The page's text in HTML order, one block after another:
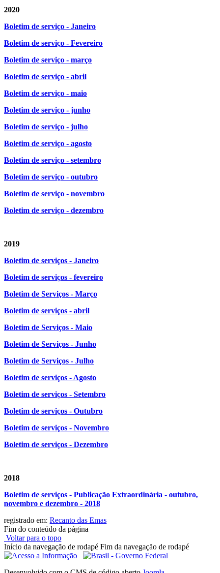
2020
Boletim de serviço - Janeiro
Boletim de serviço - Fevereiro
Boletim de serviço - março
Boletim de serviço - abril
Boletim de serviço - maio
Boletim de serviço - junho
Boletim de serviço - julho
Boletim de serviço - agosto
Boletim de serviço - setembro
Boletim de serviço - outubro
Boletim de serviço - novembro
Boletim de serviço - dezembro
2019
Boletim de serviços - Janeiro
Boletim de serviços - fevereiro
Boletim de Serviços - Março
Boletim de serviços - abril
Boletim de Serviços - Maio
Boletim de Serviços - Junho
Boletim de Serviços - Julho
Boletim de serviços - Agosto
Boletim de serviços - Setembro
Boletim de serviços - Outubro
Boletim de serviços - Novembro
Boletim de serviços - Dezembro
2018
Boletim de serviços - Publicação Extraordinária - outubro,
novembro e dezembro - 2018
registrado em: Recanto das Emas
Fim do conteúdo da página
Voltar para o topo
Início da navegação de rodapé Fim da navegação de rodapé